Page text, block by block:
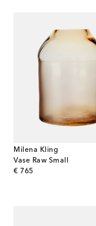
Milena Kling
Vase Raw Small
€ 765
original price